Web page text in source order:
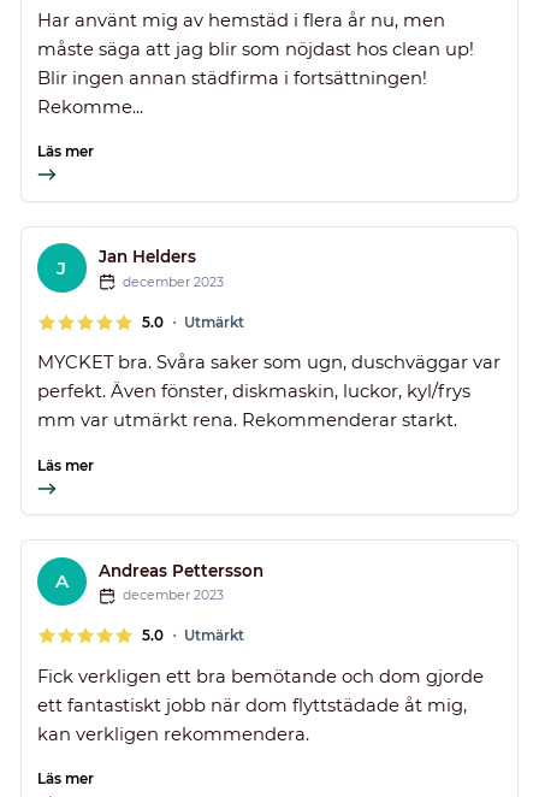
Har använt mig av hemstäd i flera år nu, men
måste säga att jag blir som nöjdast hos clean up!
Blir ingen annan städfirma i fortsättningen!
Rekomme...
Läs mer
J Jan Helders
december 2023
5.0 • Utmärkt
MYCKET bra. Svåra saker som ugn, duschväggar var
perfekt. Även fönster, diskmaskin, luckor, kyl/frys
mm var utmärkt rena. Rekommenderar starkt.
Läs mer
A Andreas Pettersson
december 2023
5.0 • Utmärkt
Fick verkligen ett bra bemötande och dom gjorde
ett fantastiskt jobb när dom flyttstädade åt mig,
kan verkligen rekommendera.
Läs mer